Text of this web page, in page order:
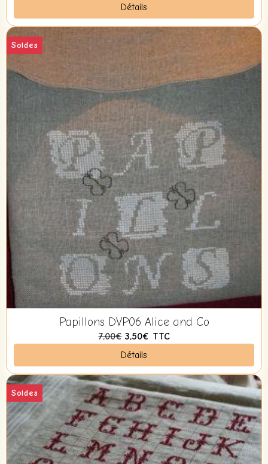
Détails
Soldes
Papillons DVP06 Alice and Co
7,00€ 3,50€ TTC
Détails
Soldes